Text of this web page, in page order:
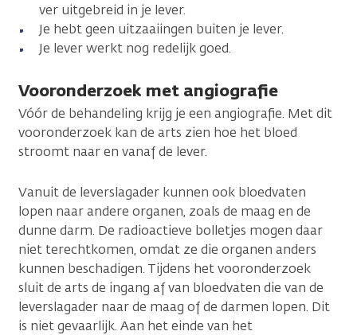
ver uitgebreid in je lever.
Je hebt geen uitzaaiingen buiten je lever.
Je lever werkt nog redelijk goed.
Vooronderzoek met angiografie
Vóór de behandeling krijg je een angiografie. Met dit
vooronderzoek kan de arts zien hoe het bloed
stroomt naar en vanaf de lever.
Vanuit de leverslagader kunnen ook bloedvaten
lopen naar andere organen, zoals de maag en de
dunne darm. De radioactieve bolletjes mogen daar
niet terechtkomen, omdat ze die organen anders
kunnen beschadigen. Tijdens het vooronderzoek
sluit de arts de ingang af van bloedvaten die van de
leverslagader naar de maag of de darmen lopen. Dit
is niet gevaarlijk. Aan het einde van het